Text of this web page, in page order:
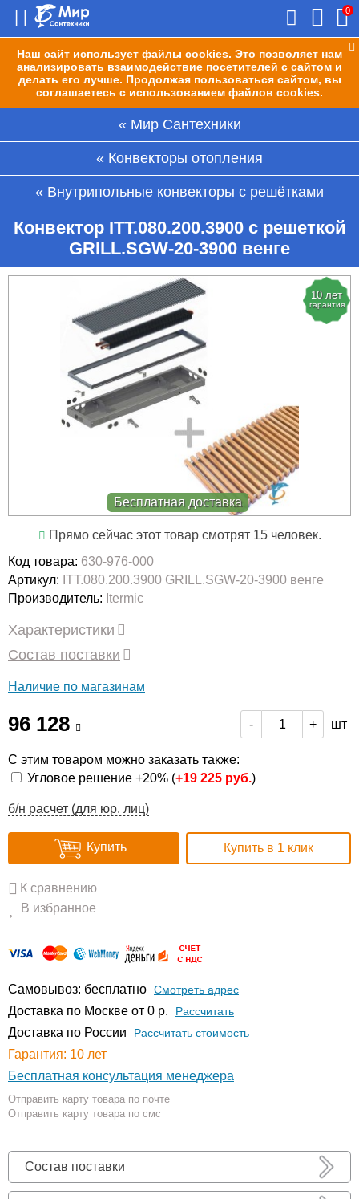
Наш сайт использует файлы cookies. Это позволяет нам
анализировать взаимодействие посетителей с сайтом и
делать его лучше. Продолжая пользоваться сайтом, вы
соглашаетесь с использованием файлов cookies.
0
Мир Сантехники
Конвекторы отопления
Внутрипольные конвекторы с решётками
Конвектор ITT.080.200.3900 с решеткой
GRILL.SGW-20-3900 венге
10 лет
гарантия
Бесплатная доставка
Прямо сейчас этот товар смотрят 15 человек.
Код товара: 630-976-000
Артикул: ITT.080.200.3900 GRILL.SGW-20-3900 венге
Производитель: Itermic
Характеристики
Состав поставки
Наличие по магазинам
96 128 - + шт
С этим товаром можно заказать также:
Угловое решение +20% (+19 225 руб.)
б/н расчет (для юр. лиц)
Купить Купить в 1 клик
К сравнению
В избранное
Самовывоз: бесплатно Смотреть адрес
Доставка по Москве от 0 р. Расcчитать
Доставка по России Рассчитать стоимость
Гарантия: 10 лет
Бесплатная консультация менеджера
Отправить карту товара по почте
Отправить карту товара по смс
Состав поставки